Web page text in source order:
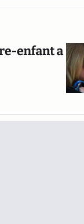
enfant a